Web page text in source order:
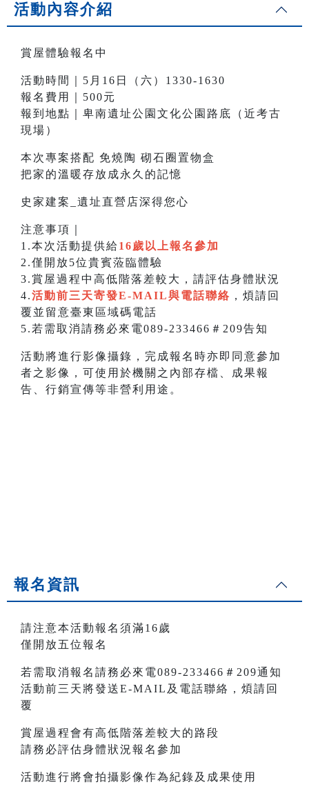
活動內容介紹
賞屋體驗報名中
活動時間｜5月16日（六）1330-1630
報名費用｜500元
報到地點｜卑南遺址公園文化公園路底（近考古
現場）
本次專案搭配 免燒陶 砌石圈置物盒
把家的溫暖存放成永久的記憶
史家建案_遺址直營店深得您心
注意事項｜
1.本次活動提供給16歲以上報名參加
2.僅開放5位貴賓蒞臨體驗
3.賞屋過程中高低階落差較大，請評估身體狀況
4.活動前三天寄發E-MAIL與電話聯絡 ，煩請回
覆並留意臺東區域碼電話
5.若需取消請務必來電089-233466＃209告知
活動將進行影像攝錄，完成報名時亦即同意參加
者之影像，可使用於機關之內部存檔、成果報
告、行銷宣傳等非營利用途。
報名資訊
請注意本活動報名須滿16歲
僅開放五位報名
若需取消報名請務必來電089-233466＃209通知
活動前三天將發送E-MAIL及電話聯絡，煩請回
覆
賞屋過程會有高低階落差較大的路段
請務必評估身體狀況報名參加
活動進行將會拍攝影像作為紀錄及成果使用